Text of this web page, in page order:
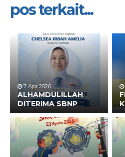
pos terkait...
7 Apr 2026
ALHAMDULILLAH
DITERIMA SBNP